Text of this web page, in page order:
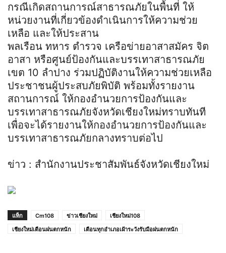
กรณีเกิดสถานการณ์สาธารณภัยในพื้นที่ ให้
หน่วยงานที่เกี่ยวข้องดำเนินการให้ความช่วย
เหลือ และให้ประสาน
พลเรือน ทหาร ตำรวจ เครือข่ายอาสาสมัคร จิต
อาสา หรือศูนย์ป้องกันและบรรเทาสาธารณภัย
เขต 10 ลำปาง ร่วมปฏิบัติงานให้ความช่วยเหลือ
ประชาชนผู้ประสบภัยพิบัติ พร้อมทั้งรายงาน
สถานการณ์ ให้กองอำนวยการป้องกันและ
บรรเทาสาธารณภัยจังหวัดเชียงใหม่ทราบทันที
เพื่อจะได้รายงานให้กองอำนวยการป้องกันและ
บรรเทาสาธารณภัยกลางทราบต่อไป
ข่าว : สำนักงานประชาสัมพันธ์จังหวัดเชียงใหม่
แท็ก Cm108 ข่าวเชียงใหม่
เชียงใหม่108
เชียงใหม่เตือนฝนตกหนัก
เตือนทุกอำเภอเฝ้าระวังรับมือฝนตกหนัก